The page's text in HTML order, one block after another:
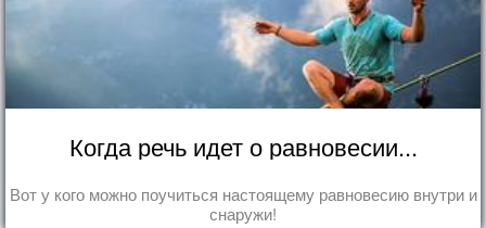
Когда речь идет о равновесии...
Вот у кого можно поучиться настоящему равновесию внутри и
снаружи!